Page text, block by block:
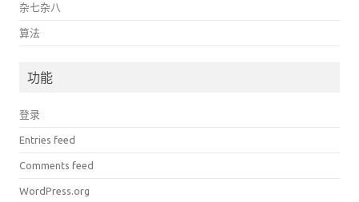
杂七杂八
算法
功能
登录
Entries feed
Comments feed
WordPress.org